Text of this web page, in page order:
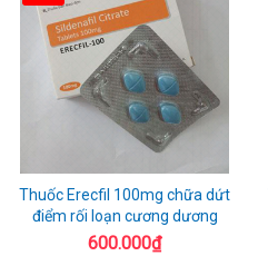
Thuốc Erecfil 100mg chữa dứt
điểm rối loạn cương dương
600.000₫